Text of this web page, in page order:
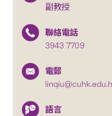
副教授
聯絡電話
3943 7709
電郵
語言